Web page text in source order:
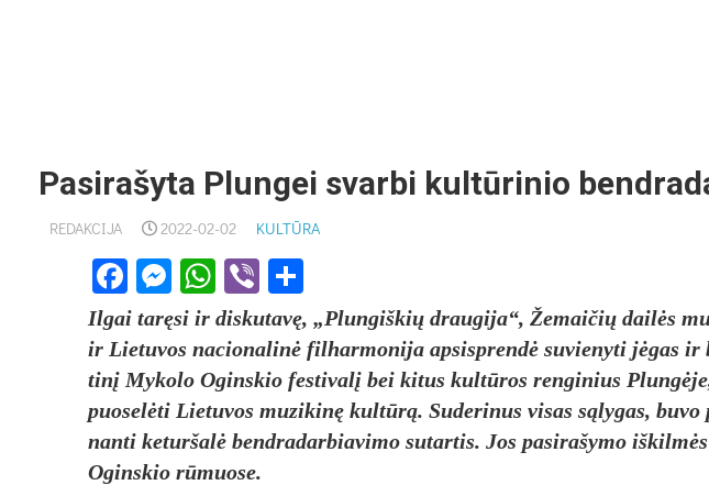
Pasirašyta Plungei svarbi kultūrinio
REDAKCIJA 2022-02-02 KULTŪRA
Facebook
Messenger
WhatsApp
Viber
Il­gai tarę­si ir dis­ku­tavę, „Plun­giš­kių drau­gi­ja“, Že­mai­čių dailės
ir Lie­tu­vos na­cio­na­linė fil­har­mo­ni­ja ap­si­sprendė su­vie­ny­ti jėgas
tinį My­ko­lo Ogins­kio fes­ti­valį bei ki­tus kultū­ros ren­gi­nius
puo­selė­ti Lie­tu­vos mu­zi­kinę kultūrą. Su­de­ri­nus vi­sas sąly­gas,
nan­ti ke­tur­šalė bend­ra­dar­bia­vi­mo su­tar­tis. Jos pa­si­ra­šy­mo
Ogins­kio rūmuo­se.